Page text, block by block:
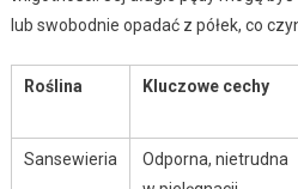
lub swobodnie opadać z półek, co
Roślina Kluczowe cechy
Sansewieria
Odporna, nietrudna